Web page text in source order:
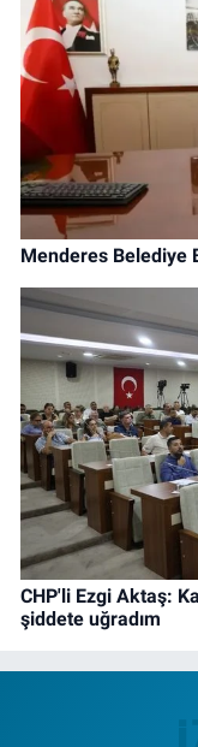
Menderes Belediye
CHP'li Ezgi Aktaş:
şiddete uğradım